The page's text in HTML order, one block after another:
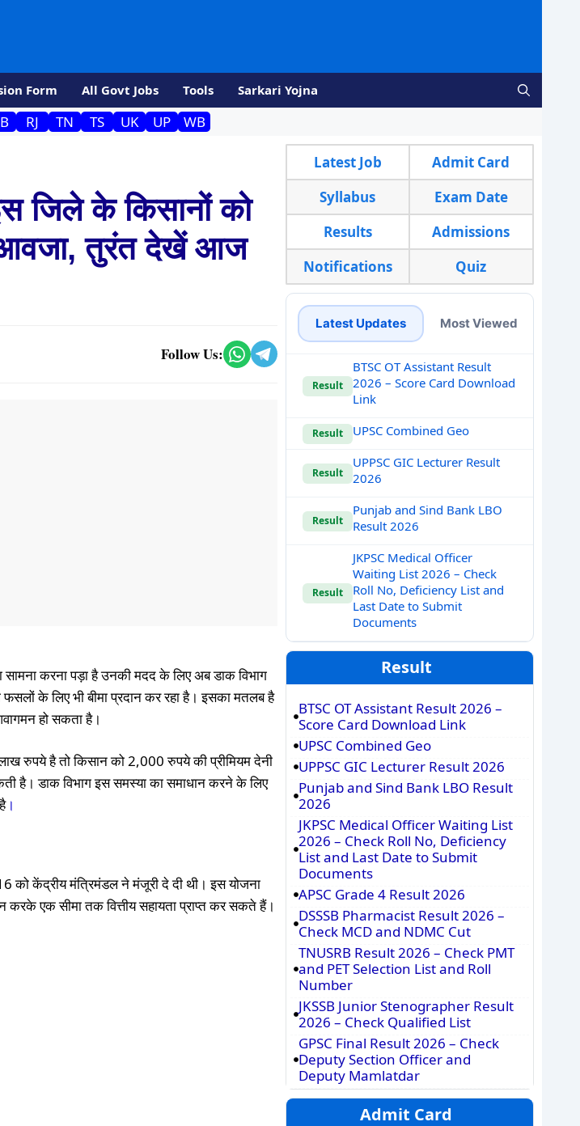
Form All Govt Jobs Tools Sarkari Yojna
RJ TN TS UK UP
WB
के किसानों को
तुरंत देखें आज
Follow Us:
करना पड़ा है उनकी मदद के लिए अब डाक विभाग
के लिए भी बीमा प्रदान कर रहा है। इसका मतलब है
हो सकता है।
लाख रुपये है तो किसान को 2,000 रुपये की प्रीमियम देनी
है। डाक विभाग इस समस्या का समाधान करने के लिए
।
को केंद्रीय मंत्रिमंडल ने मंजूरी दे दी थी। इस योजना
एक सीमा तक वित्तीय सहायता प्राप्त कर सकते हैं।
Latest Job
Admit Card
Syllabus
Exam Date
Results
Admissions
Notifications
Quiz
Latest Updates Most Viewed
Result
BTSC OT Assistant Result
2026 – Score Card Download
Link
Result UPSC Combined Geo
Result
UPPSC GIC Lecturer Result
2026
Result
Punjab and Sind Bank LBO
Result 2026
Result
JKPSC Medical Officer
Waiting List 2026 – Check
Roll No, Deficiency List and
Last Date to Submit
Documents
Result
BTSC OT Assistant Result 2026 –
Score Card Download Link
UPSC Combined Geo
UPPSC GIC Lecturer Result 2026
Punjab and Sind Bank LBO Result
2026
JKPSC Medical Officer Waiting List
2026 – Check Roll No, Deficiency
List and Last Date to Submit
Documents
APSC Grade 4 Result 2026
DSSSB Pharmacist Result 2026 –
Check MCD and NDMC Cut
TNUSRB Result 2026 – Check PMT
and PET Selection List and Roll
Number
JKSSB Junior Stenographer Result
2026 – Check Qualified List
GPSC Final Result 2026 – Check
Deputy Section Officer and
Deputy Mamlatdar
Admit Card